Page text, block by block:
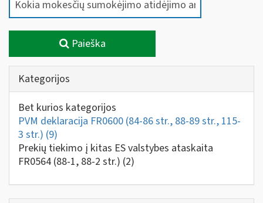
Paieška
Kategorijos
Bet kurios kategorijos
PVM deklaracija FR0600 (84-86 str., 88-89 str., 115-
3 str.) (9)
Prekių tiekimo į kitas ES valstybes ataskaita
FR0564 (88-1, 88-2 str.) (2)